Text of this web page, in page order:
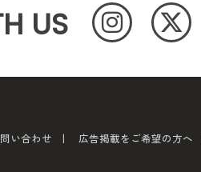
US
い合わせ 広告掲載をご希望の方へ